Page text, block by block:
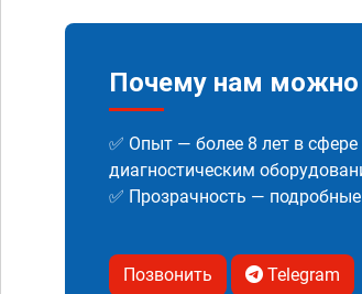
Почему нам можно
✅ Опыт — более 8 лет в
диагностическим
✅ Прозрачность —
Позвонить Telegram